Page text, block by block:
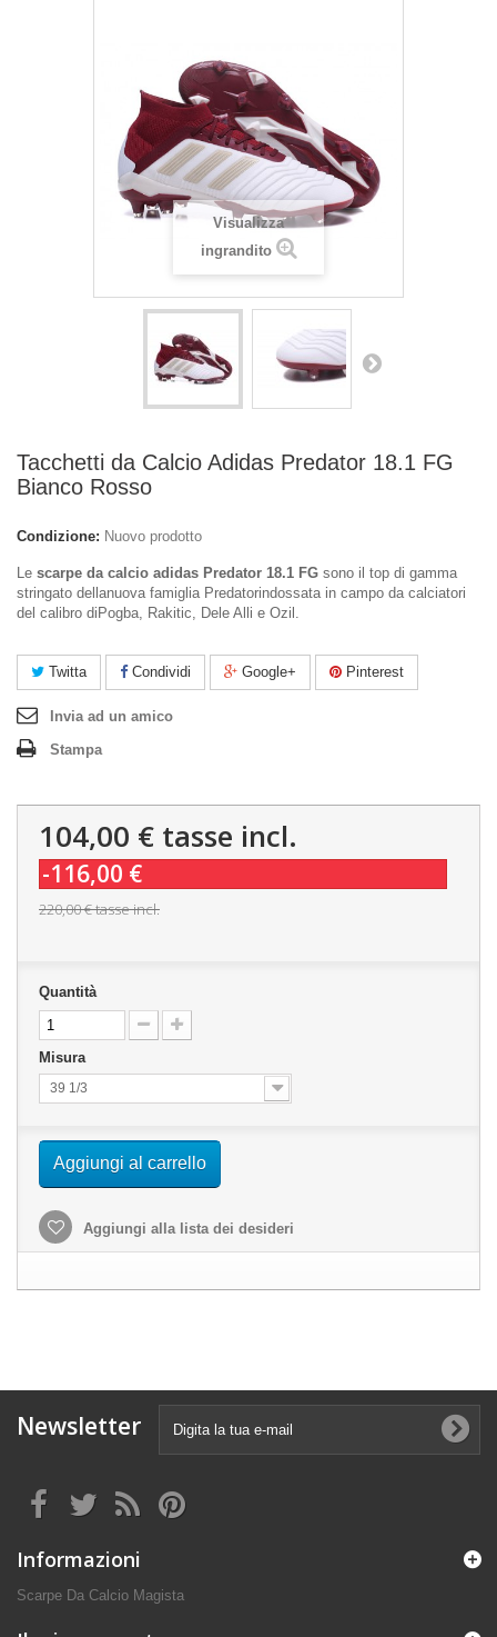
Visualizza
ingrandito
Tacchetti da Calcio Adidas Predator 18.1 FG
Bianco Rosso
Condizione: Nuovo prodotto
Le scarpe da calcio adidas Predator 18.1 FG sono il top di gamma
stringato dellanuova famiglia Predatorindossata in campo da calciatori
del calibro diPogba, Rakitic, Dele Alli e Ozil.
Twitta Condividi Google+ Pinterest
Invia ad un amico
Stampa
104,00 € tasse incl.
-116,00 €
220,00 €tasse incl.
Quantità
Misura
39 1/3
Aggiungi al carrello
Aggiungi alla lista dei desideri
Newsletter
Informazioni
Scarpe Da Calcio Magista